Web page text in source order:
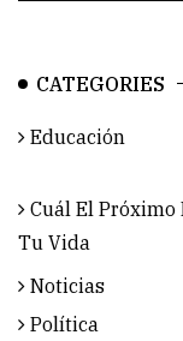
CATEGORIES
Educación
Cuál El Próximo
Tu Vida
Noticias
Política